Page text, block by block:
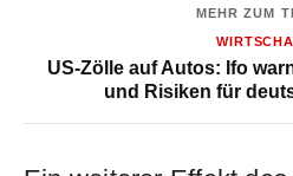
MEHR ZUM
US-Zölle auf Autos: Ifo
und Risiken für